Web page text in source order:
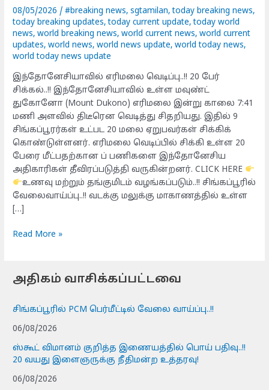
08/05/2026 /#breaking news,sgtamilan,today breaking news,
today breaking updates,today current update,today world
news,world breaking news,world current news,world current
updates,world news,world news update,world today news,
world today news update
இந்தோனேசியாவில் எரிமலை வெடிப்பு..!! 20 பேர்
சிக்கல்..!! இந்தோனேசியாவில் உள்ள மவுண்ட்
துகோனோ (Mount Dukono) எரிமலை இன்று காலை 7:41
மணி அளவில் திடீரென வெடித்து சிதறியது. இதில் 9
சிங்கப்பூரர்கள் உட்பட 20 மலை ஏறுபவர்கள் சிக்கிக்
கொண்டுள்ளனர். எரிமலை வெடிப்பில் சிக்கி உள்ள 20
பேரை மீட்பதற்கான ப் பணிகளை இந்தோனேசிய
அதிகாரிகள் தீவிரப்படுத்தி வருகின்றனர். CLICK HERE
உணவு மற்றும் தங்குமிடம் வழங்கப்படும்..!! சிங்கப்பூரில்
வேலைவாய்ப்பு..!! வடக்கு மலுக்கு மாகாணத்தில் உள்ள
[…]
சிக்கல்..!!
Read More »
அதிகம் வாசிக்கப்பட்டவை
சிங்கப்பூரில் PCM பெர்மீட்டில் வேலை வாய்ப்பு..!!
06/08/2026
ஸ்கூட் விமானம் குறித்த இணையத்தில் பொய் பதிவு..!!
20 வயது இளைஞருக்கு நீதிமன்ற உத்தரவு!
06/08/2026